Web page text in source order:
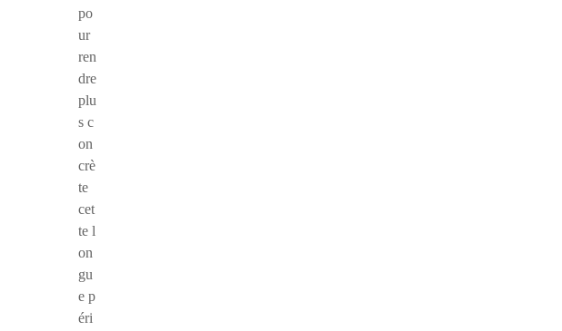
po
ur
ren
dre
plu
s c
on
crè
te
cet
te l
on
gu
e p
éri